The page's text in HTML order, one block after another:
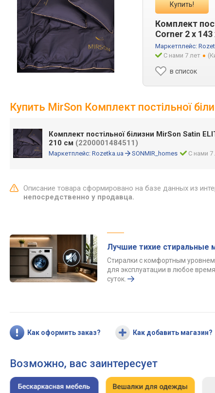
Купить!
Комплект
Corner 2 x
Маркетплейс:
С нами 7 лет
в список
Купить MirSon Комплект постільної
Комплект постільної білизни MirSon Satin
210 см (2200001484511)
Маркетплейс: Rozetka.ua SONMIR_homes С нами 7
Описание товара сформировано на базе данных из
непосредственно у продавца.
Лучшие тихие стиральные
Стиралки с комфортным
для эксплуатации в любое время
суток.
Как оформить заказ? Как добавить магазин?
Возможно, вас заинтересует